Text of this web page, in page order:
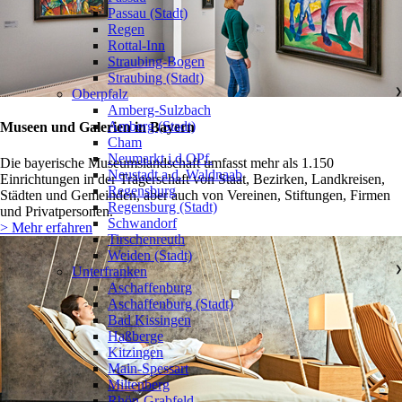
Museen und Galerien in Bayern
Die bayerische Museumslandschaft umfasst mehr als 1.150
Einrichtungen in der Trägerschaft von Staat, Bezirken, Landkreisen,
Städten und Gemeinden, aber auch von Vereinen, Stiftungen, Firmen
und Privatpersonen.
> Mehr erfahren
Passau (Stadt)
Regen
Rottal-Inn
Straubing-Bogen
Straubing (Stadt)
Oberpfalz
❯
Amberg-Sulzbach
Amberg (Stadt)
Cham
Neumarkt i.d.OPf.
Neustadt a.d. Waldnaab
Regensburg
Regensburg (Stadt)
Schwandorf
Tirschenreuth
Weiden (Stadt)
Unterfranken
❯
Aschaffenburg
Aschaffenburg (Stadt)
Bad Kissingen
Haßberge
Kitzingen
Main-Spessart
Miltenberg